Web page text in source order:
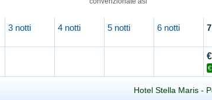
3 notti 4 notti 5 notti 6 notti
Hotel Stella Maris -